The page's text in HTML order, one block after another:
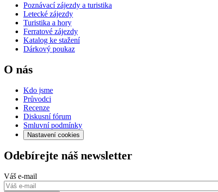
Poznávací zájezdy a turistika
Letecké zájezdy
Turistika a hory
Ferratové zájezdy
Katalog ke stažení
Dárkový poukaz
O nás
Kdo jsme
Průvodci
Recenze
Diskusní fórum
Smluvní podmínky
Nastavení cookies
Odebírejte náš newsletter
Váš e-mail